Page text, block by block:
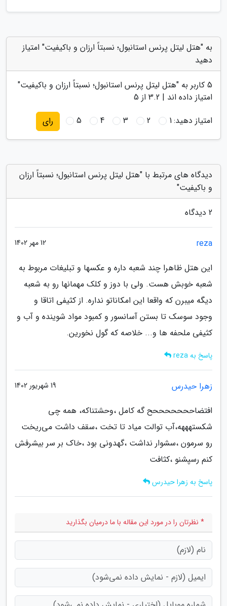
به "هتل لیتل پرنس استانبول؛ نسبتاً ارزان و باکیفیت" امتیاز
دهید
5 کاربر به "هتل لیتل پرنس استانبول؛ نسبتاً ارزان و باکیفیت"
امتیاز داده اند | 3.2 از 5
امتیاز دهید:1
2
3
4
5 رای
دیدگاه های مرتبط با "هتل لیتل پرنس استانبول؛ نسبتاً ارزان
و باکیفیت"
2 دیدگاه
reza 12 مهر 1402
این هتل ظاهرا چند شعبه داره و عکسها و تبلیغات مربوط به
شعبه خوبش هست. ولی با دوز و کلک مهمانها رو به شعبه
دیگه میبرن که واقعا این امکاناتو نداره. از کثیفی اتاقا و
وجود سوسک تا بستن آسانسور و کمبود مواد شوینده و آب و
کثیفی ملحفه ها و... خلاصه که گول نخورین.
پاسخ به reza
زهرا حیدرس 19 شهریور 1402
افتضاحححححححح گه کامل ،وحشتناکه، همه چی
شکستهههه،آب توالت میاد تا تخت ،سقف داشت می‌ریخت
رو سرمون ،سشوار نداشت ،گهدونی بود ،خاک بر سر بیشرفش
کنم رسپشنو ،کثافت
پاسخ به زهرا حیدرس
* نظرتان را در مورد این مقاله با ما درمیان بگذارید